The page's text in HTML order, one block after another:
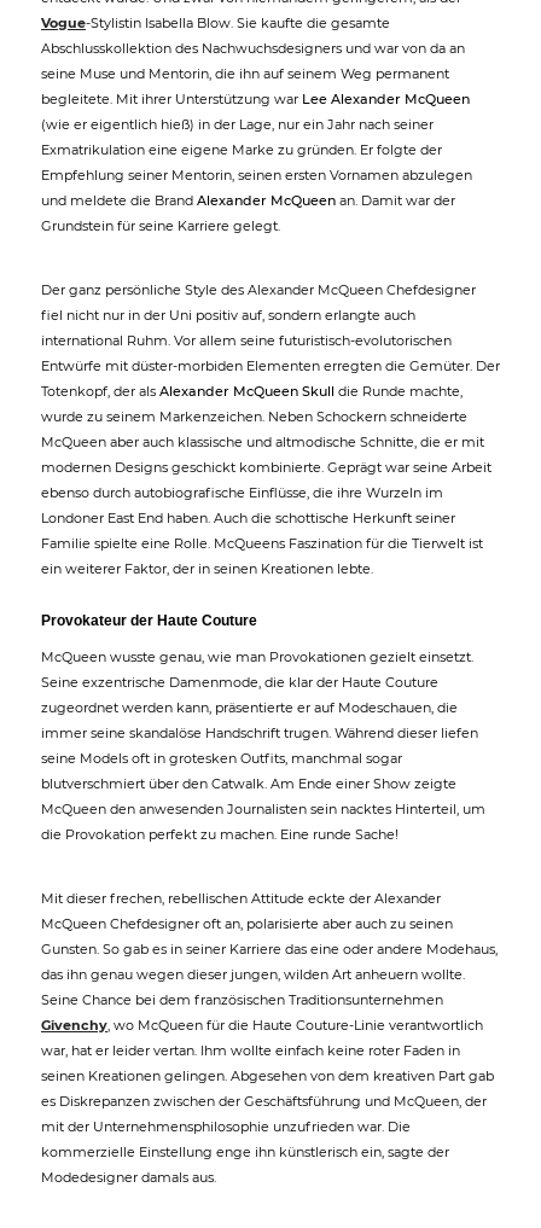
Vogue-Stylistin Isabella Blow. Sie kaufte die gesamte
Abschlusskollektion des Nachwuchsdesigners und war von da an
seine Muse und Mentorin, die ihn auf seinem Weg permanent
begleitete. Mit ihrer Unterstützung war Lee Alexander McQueen
(wie er eigentlich hieß) in der Lage, nur ein Jahr nach seiner
Exmatrikulation eine eigene Marke zu gründen. Er folgte der
Empfehlung seiner Mentorin, seinen ersten Vornamen abzulegen
und meldete die Brand Alexander McQueen an. Damit war der
Grundstein für seine Karriere gelegt.
Der ganz persönliche Style des Alexander McQueen Chefdesigner
fiel nicht nur in der Uni positiv auf, sondern erlangte auch
international Ruhm. Vor allem seine futuristisch-evolutorischen
Entwürfe mit düster-morbiden Elementen erregten die Gemüter. Der
Totenkopf, der als Alexander McQueen Skull die Runde machte,
wurde zu seinem Markenzeichen. Neben Schockern schneiderte
McQueen aber auch klassische und altmodische Schnitte, die er mit
modernen Designs geschickt kombinierte. Geprägt war seine Arbeit
ebenso durch autobiografische Einflüsse, die ihre Wurzeln im
Londoner East End haben. Auch die schottische Herkunft seiner
Familie spielte eine Rolle. McQueens Faszination für die Tierwelt ist
ein weiterer Faktor, der in seinen Kreationen lebte.
Provokateur der Haute Couture
McQueen wusste genau, wie man Provokationen gezielt einsetzt.
Seine exzentrische Damenmode, die klar der Haute Couture
zugeordnet werden kann, präsentierte er auf Modeschauen, die
immer seine skandalöse Handschrift trugen. Während dieser liefen
seine Models oft in grotesken Outfits, manchmal sogar
blutverschmiert über den Catwalk. Am Ende einer Show zeigte
McQueen den anwesenden Journalisten sein nacktes Hinterteil, um
die Provokation perfekt zu machen. Eine runde Sache!
Mit dieser frechen, rebellischen Attitude eckte der Alexander
McQueen Chefdesigner oft an, polarisierte aber auch zu seinen
Gunsten. So gab es in seiner Karriere das eine oder andere Modehaus,
das ihn genau wegen dieser jungen, wilden Art anheuern wollte.
Seine Chance bei dem französischen Traditionsunternehmen
Givenchy, wo McQueen für die Haute Couture-Linie verantwortlich
war, hat er leider vertan. Ihm wollte einfach keine roter Faden in
seinen Kreationen gelingen. Abgesehen von dem kreativen Part gab
es Diskrepanzen zwischen der Geschäftsführung und McQueen, der
mit der Unternehmensphilosophie unzufrieden war. Die
kommerzielle Einstellung enge ihn künstlerisch ein, sagte der
Modedesigner damals aus.